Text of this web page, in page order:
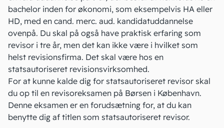
bachelor inden for økonomi, som eksempelvis HA eller
HD, med en cand. merc. aud. kandidatuddannelse
ovenpå. Du skal på også have praktisk erfaring som
revisor i tre år, men det kan ikke være i hvilket som
helst revisionsfirma. Det skal være hos en
statsautoriseret revisionsvirksomhed.
For at kunne kalde dig for statsautoriseret revisor skal
du op til en revisoreksamen på Børsen i København.
Denne eksamen er en forudsætning for, at du kan
benytte dig af titlen som statsautoriseret revisor.